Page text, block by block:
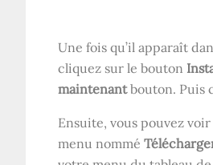
Une fois qu’il apparaît
cliquez sur le bouton
maintenantbouton. Puis
Ensuite, vous pouvez
menu nommé